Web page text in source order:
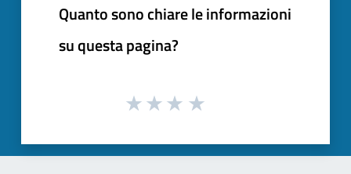
Quanto sono chiare le informazioni
su questa pagina?